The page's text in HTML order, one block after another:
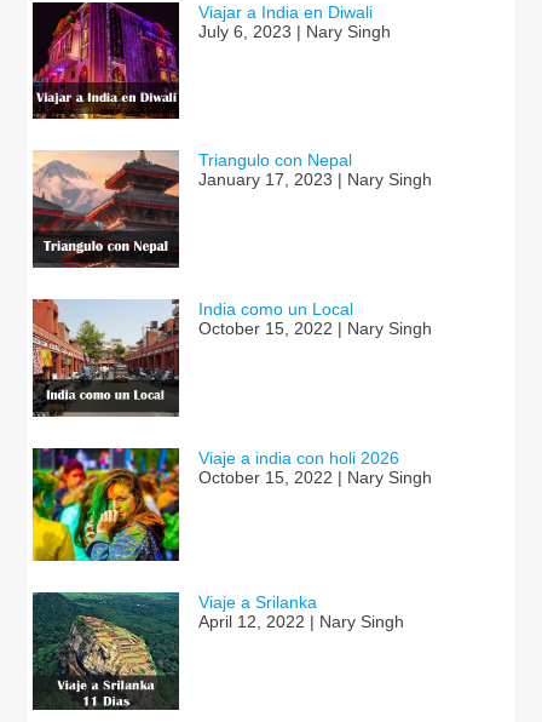
Viajar a India en Diwali
July 6, 2023 | Nary Singh
Triangulo con Nepal
January 17, 2023 | Nary Singh
India como un Local
October 15, 2022 | Nary Singh
Viaje a india con holi 2026
October 15, 2022 | Nary Singh
Viaje a Srilanka
April 12, 2022 | Nary Singh